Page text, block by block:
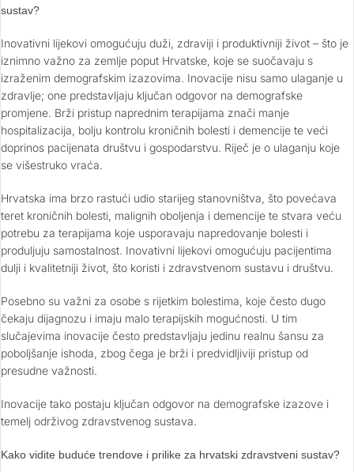
sustav?
Inovativni lijekovi omogućuju duži, zdraviji i produktivniji život – što je
iznimno važno za zemlje poput Hrvatske, koje se suočavaju s
izraženim demografskim izazovima. Inovacije nisu samo ulaganje u
zdravlje; one predstavljaju ključan odgovor na demografske
promjene. Brži pristup naprednim terapijama znači manje
hospitalizacija, bolju kontrolu kroničnih bolesti i demencije te veći
doprinos pacijenata društvu i gospodarstvu. Riječ je o ulaganju koje
se višestruko vraća.
Hrvatska ima brzo rastući udio starijeg stanovništva, što povećava
teret kroničnih bolesti, malignih oboljenja i demencije te stvara veću
potrebu za terapijama koje usporavaju napredovanje bolesti i
produljuju samostalnost. Inovativni lijekovi omogućuju pacijentima
dulji i kvalitetniji život, što koristi i zdravstvenom sustavu i društvu.
Posebno su važni za osobe s rijetkim bolestima, koje često dugo
čekaju dijagnozu i imaju malo terapijskih mogućnosti. U tim
slučajevima inovacije često predstavljaju jedinu realnu šansu za
poboljšanje ishoda, zbog čega je brži i predvidljiviji pristup od
presudne važnosti.
Inovacije tako postaju ključan odgovor na demografske izazove i
temelj održivog zdravstvenog sustava.
Kako vidite buduće trendove i prilike za hrvatski zdravstveni sustav?